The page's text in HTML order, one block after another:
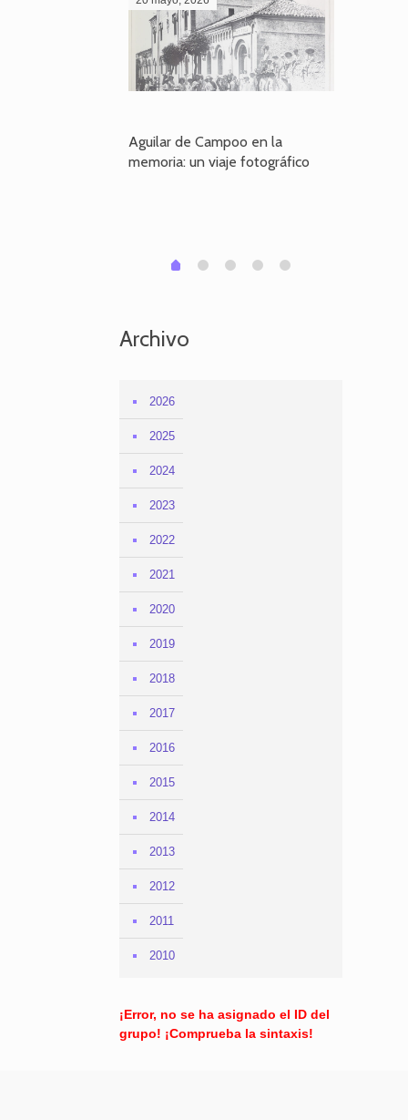
Aguilar de Campoo en la
memoria: un viaje fotográfico
0 1 2 3 4
Archivo
2026
2025
2024
2023
2022
2021
2020
2019
2018
2017
2016
2015
2014
2013
2012
2011
2010
¡Error, no se ha asignado el ID del
grupo! ¡Comprueba la sintaxis!